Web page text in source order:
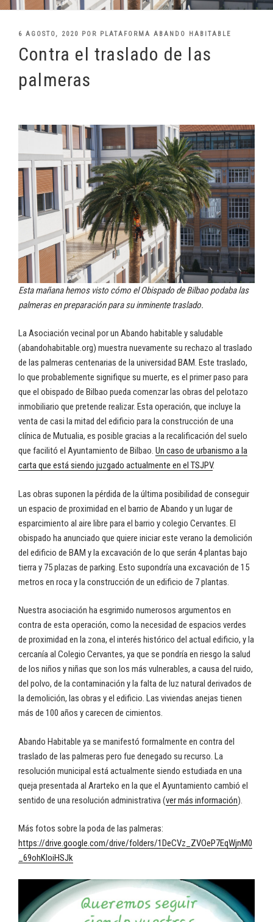
PUBLICADO
6 AGOSTO, 2020 POR PLATAFORMA ABANDO HABITABLE
Contra el traslado de las
palmeras
Esta mañana hemos visto cómo el Obispado de Bilbao podaba las
palmeras en preparación para su inminente traslado.
La Asociación vecinal por un Abando habitable y saludable
(abandohabitable.org) muestra nuevamente su rechazo al traslado
de las palmeras centenarias de la universidad BAM. Este traslado,
lo que probablemente signifique su muerte, es el primer paso para
que el obispado de Bilbao pueda comenzar las obras del pelotazo
inmobiliario que pretende realizar. Esta operación, que incluye la
venta de casi la mitad del edificio para la construcción de una
clínica de Mutualia, es posible gracias a la recalificación del suelo
que facilitó el Ayuntamiento de Bilbao. Un caso de urbanismo a la
carta que está siendo juzgado actualmente en el TSJPV.
Las obras suponen la pérdida de la última posibilidad de conseguir
un espacio de proximidad en el barrio de Abando y un lugar de
esparcimiento al aire libre para el barrio y colegio Cervantes. El
obispado ha anunciado que quiere iniciar este verano la demolición
del edificio de BAM y la excavación de lo que serán 4 plantas bajo
tierra y 75 plazas de parking. Esto supondría una excavación de 15
metros en roca y la construcción de un edificio de 7 plantas.
Nuestra asociación ha esgrimido numerosos argumentos en
contra de esta operación, como la necesidad de espacios verdes
de proximidad en la zona, el interés histórico del actual edificio, y la
cercanía al Colegio Cervantes, ya que se pondría en riesgo la salud
de los niños y niñas que son los más vulnerables, a causa del ruido,
del polvo, de la contaminación y la falta de luz natural derivados de
la demolición, las obras y el edificio. Las viviendas anejas tienen
más de 100 años y carecen de cimientos.
Abando Habitable ya se manifestó formalmente en contra del
traslado de las palmeras pero fue denegado su recurso. La
resolución municipal está actualmente siendo estudiada en una
queja presentada al Ararteko en la que el Ayuntamiento cambió el
sentido de una resolución administrativa (ver más información).
Más fotos sobre la poda de las palmeras:
https://drive.google.com/drive/folders/1DeCVz_ZVOeP7EqWjnM0
_69ohKIoiHSJk